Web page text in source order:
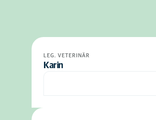
LEG. VETERINÄR
Karin